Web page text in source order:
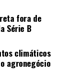
fora de
Série B
climáticos
agronegócio